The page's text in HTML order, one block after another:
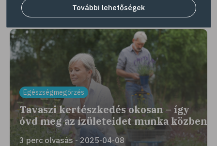
Érdekességek, interjúk, egészséges élet
Egészségmegőrzés
Tavaszi kertészkedés okosan – így
óvd meg az ízületeidet munka közben
3 perc olvasás - 2025-04-08
További lehetőségek